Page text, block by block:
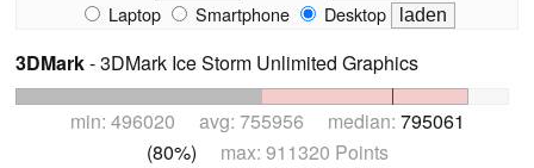
Laptop
Smartphone Desktop
3DMark- 3DMark Ice Storm Unlimited Graphics
min: 496020 avg: 755956 median: 795061
(80%) max: 911320 Points